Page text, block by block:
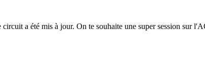
a été mis à jour. On te souhaite une super session sur